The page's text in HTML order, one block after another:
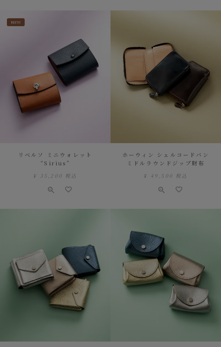
NEW
リベルソ ミニウォレット
“Sirius”
¥ 35,200 税込
ホーウィン シェルコードバン
ミドルラウンドジップ財布
¥ 49,500 税込